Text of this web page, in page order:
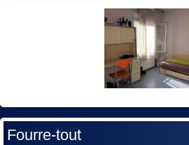
Fourre-tout